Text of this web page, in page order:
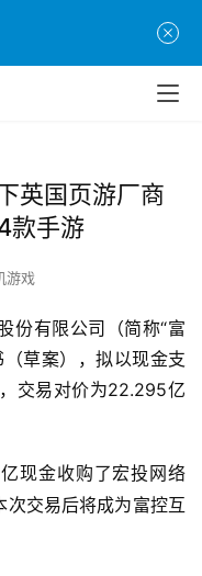
英国页游厂商
款手游
游戏
份有限公司（简称“富
草案），拟以现金支
交易对价为22.295亿
现金收购了宏投网络
次交易后将成为富控互